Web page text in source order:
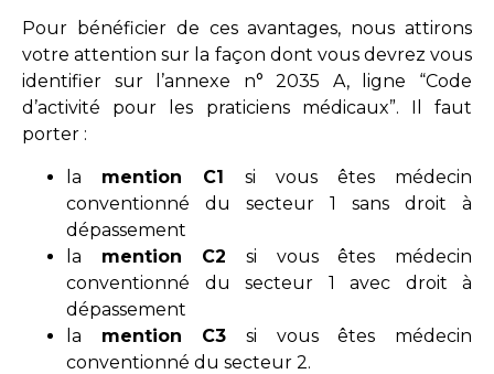
Pour bénéficier de ces avantages, nous attirons
votre attention sur la façon dont vous devrez vous
identifier sur l’annexe n° 2035 A, ligne “Code
d’activité pour les praticiens médicaux”. Il faut
porter :
la mention C1 si vous êtes médecin
conventionné du secteur 1 sans droit à
dépassement
la mention C2 si vous êtes médecin
conventionné du secteur 1 avec droit à
dépassement
la mention C3 si vous êtes médecin
conventionné du secteur 2.